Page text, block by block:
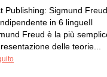
Publishing: Sigmund
in 6 lingueIl
Freud è la più
delle teorie...